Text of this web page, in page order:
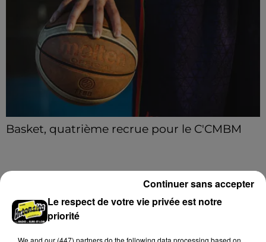
Basket, quatrième recrue pour le C'CMBM
Voir plus
Le respect de votre vie privée est notre
priorité
We and our (447) partnersdo the following data processing based on
Continuer sans accepter